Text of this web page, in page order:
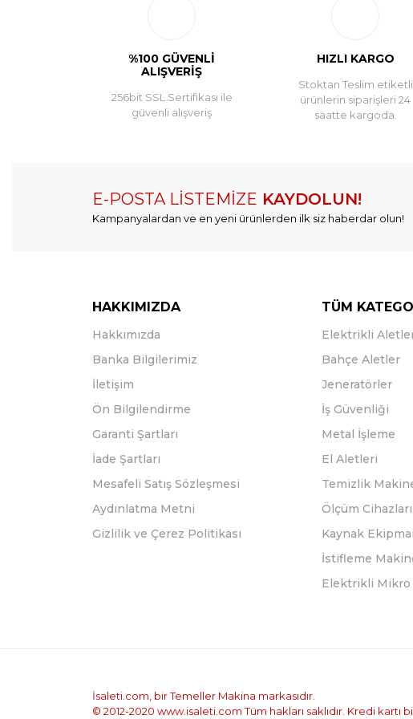
%100 GÜVENLİ
ALIŞVERİŞ
256bit SSL Sertifikası ile
güvenli alışveriş
HIZLI KARGO
Stoktan Teslim etiketli
ürünlerin siparişleri 24
saatte kargoda.
E-POSTA LİSTEMİZE KAYDOLUN!
Kampanyalardan ve en yeni ürünlerden ilk siz haberdar olun!
HAKKIMIZDA
Hakkımızda
Banka Bilgilerimiz
İletişim
Ön Bilgilendirme
Garanti Şartları
İade Şartları
Mesafeli Satış Sözleşmesi
Aydınlatma Metni
Gizlilik ve Çerez Politikası
TÜM
Elektrikli
Bahçe Aletler
Jeneratörler
İş Güvenliği
Metal İşleme
El Aletleri
Temizlik
Ölçüm Cihazları
Kaynak
İstifleme
Elektrikli
İsaleti.com, bir Temeller Makina markasıdır.
© 2012-2020 www.isaleti.com Tüm hakları saklıdır. Kredi kartı